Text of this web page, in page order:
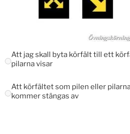
Att jag skall byta körfält till ett
pilarna visar
Att körfältet som pilen eller
kommer stängas av